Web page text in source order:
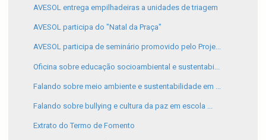
AVESOL entrega empilhadeiras a unidades de triagem
AVESOL participa do "Natal da Praça"
AVESOL participa de seminário promovido pelo Proje...
Oficina sobre educação socioambiental e sustentabi...
Falando sobre meio ambiente e sustentabilidade em ...
Falando sobre bullying e cultura da paz em escola ...
Extrato do Termo de Fomento